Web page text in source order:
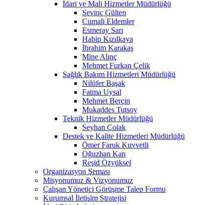
İdari ve Mali Hizmetler Müdürlüğü
Sevinç Gülten
Cumali Eldemler
Esmeray Sarı
Habip Kızılkaya
İbrahim Karakaş
Mine Alınç
Mehmet Furkan Çelik
Sağlık Bakım Hizmetleri Müdürlüğü
Nilüfer Başak
Fatma Uysal
Mehmet Berçin
Mukaddes Tutsoy
Teknik Hizmetler Müdürlüğü
Seyhan Çolak
Destek ve Kalite Hizmetleri Müdürlüğü
Ömer Faruk Kuvvetli
Oğuzhan Kan
Reşid Özyüksel
Organizasyon Şeması
Misyonumuz & Vizyonumuz
Çalışan Yönetici Görüşme Talep Formu
Kurumsal İletişim Stratejisi